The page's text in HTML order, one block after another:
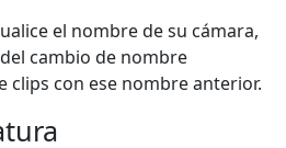
el nombre de su cámara,
cambio de nombre
clips con ese nombre anterior.